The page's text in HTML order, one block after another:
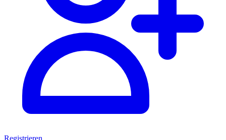
Registrieren